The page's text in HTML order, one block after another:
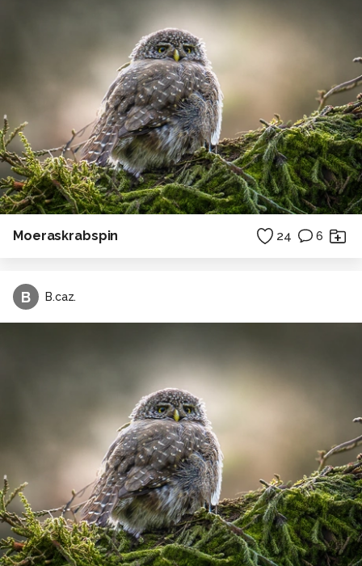
Moeraskrabspin 24 6
B B.caz.